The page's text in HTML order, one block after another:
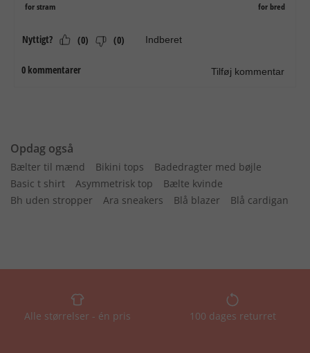
Opdag også
Bælter til mænd Bikini tops
Badedragter med bøjle
Basic t shirt
Asymmetrisk top
Bælte kvinde
Bh uden stropper
Ara sneakers Blå blazer Blå cardigan
Alle størrelser - én pris 100 dages returret